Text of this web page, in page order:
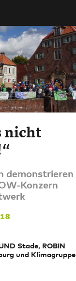
nicht
demonstrieren
Konzern
Stade, ROBIN
und Klimagruppe